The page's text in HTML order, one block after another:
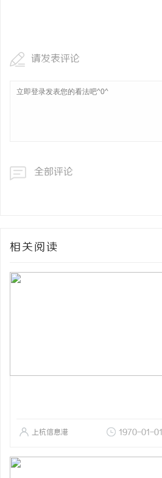
请发表评论
全部评论
相关阅读
上杭信息港 1970-01-01